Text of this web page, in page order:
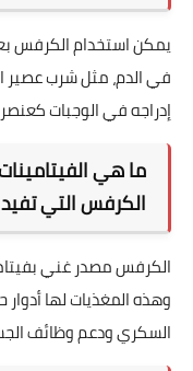
يمكن استخدام الكرفس
في الدم، مثل شرب عصير
إدراجه في الوجبات
ما هي
الكرفس التي
وهذه المغذيات لها
السكري ودعم وظائف